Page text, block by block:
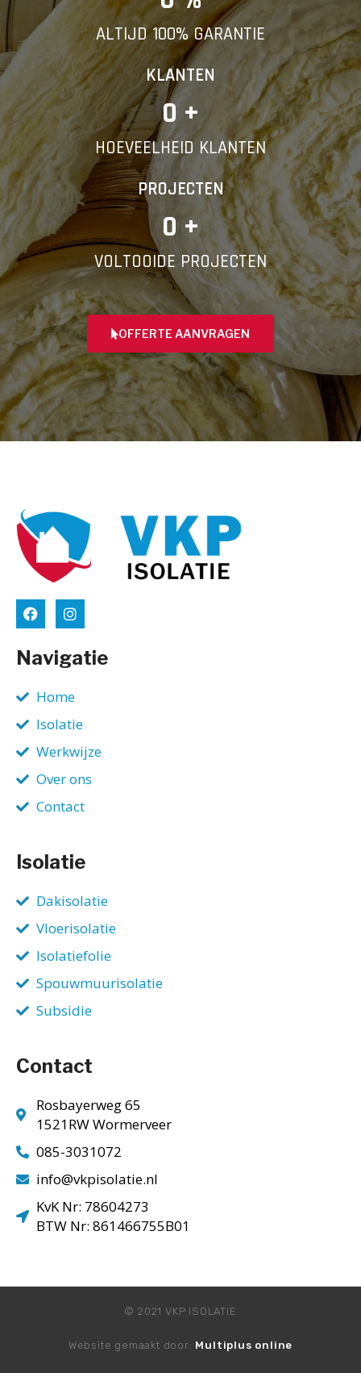
ALTIJD 100% GARANTIE
KLANTEN
0 +
HOEVEELHEID KLANTEN
PROJECTEN
0 +
VOLTOOIDE PROJECTEN
OFFERTE AANVRAGEN
Navigatie
Home
Isolatie
Werkwijze
Over ons
Contact
Isolatie
Dakisolatie
Vloerisolatie
Isolatiefolie
Spouwmuurisolatie
Subsidie
Contact
Rosbayerweg 65
1521RW Wormerveer
085-3031072
info@vkpisolatie.nl
KvK Nr: 78604273
BTW Nr: 861466755B01
© 2021 VKP ISOLATIE
Website gemaakt door: Multiplus online